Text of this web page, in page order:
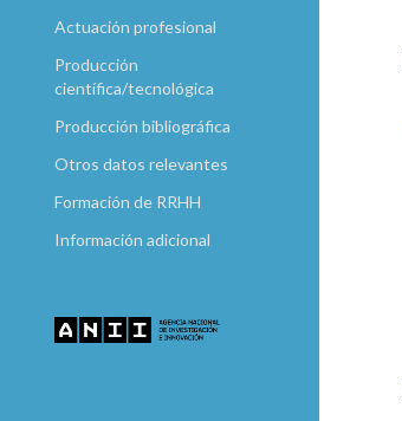
Actuación profesional
Producción
científica/tecnológica
Producción bibliográfica
Otros datos relevantes
Formación de RRHH
Información adicional